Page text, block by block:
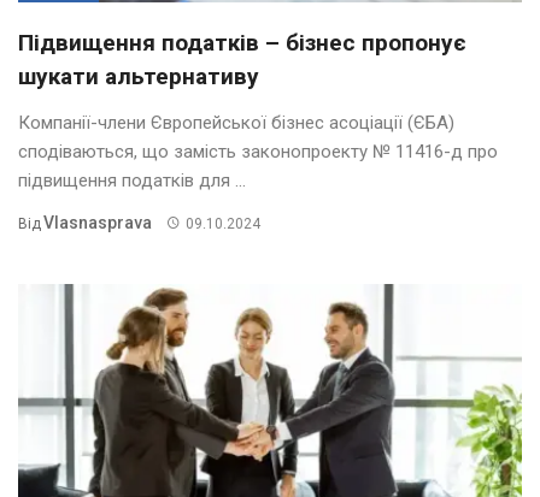
Підвищення податків – бізнес пропонує
шукати альтернативу
Компанії-члени Європейської бізнес асоціації (ЄБА)
сподіваються, що замість законопроекту № 11416-д про
підвищення податків для ...
Від Vlasnasprava 09.10.2024